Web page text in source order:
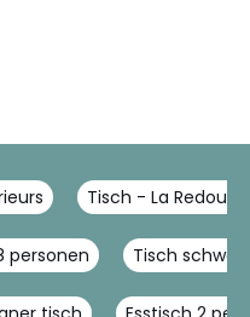
Tisch - La
personen Tisch